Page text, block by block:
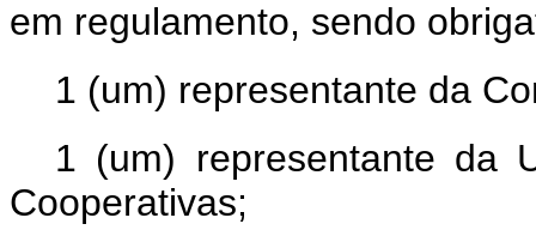
em regulamento, sendo
1 (um) representante da
1 (um) representante da
Cooperativas;